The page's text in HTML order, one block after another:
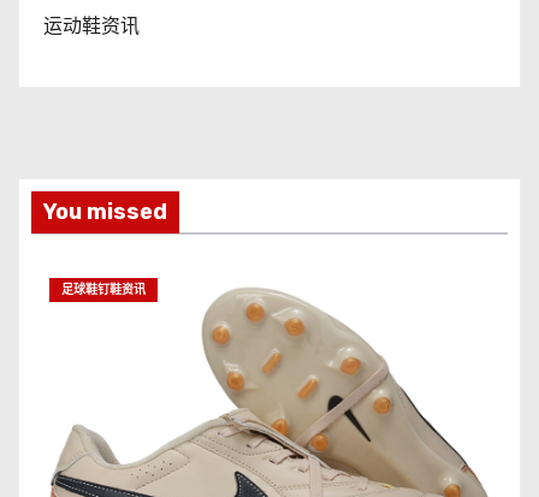
运动鞋资讯
You missed
足球鞋钉鞋资讯